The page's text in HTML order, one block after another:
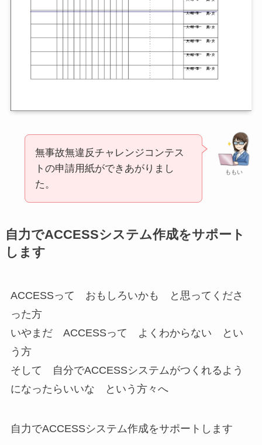
ももい
無事故無違反チャレンジコンテス
トの申請用紙ができあがりまし
た。
自力でACCESSシステム作成をサポート
します
ACCESSって おもしろいかも と思ってくださ
った方
いやまだ ACCESSって よくわからない とい
う方
そして 自分でACCESSシステムがつくれるよう
になったらいいな という方々へ
自力でACCESSシステム作成をサポートします